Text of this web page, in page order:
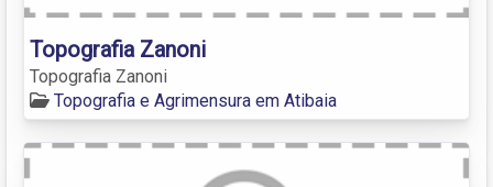
Topografia Zanoni
Topografia Zanoni
Topografia e Agrimensura em Atibaia